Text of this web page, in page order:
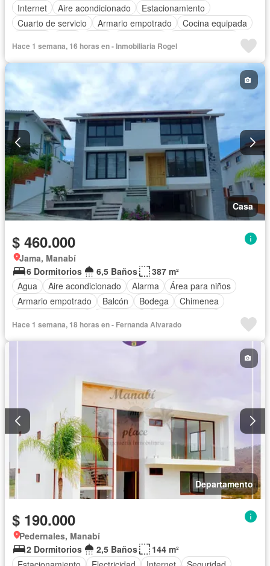
Internet
Aire acondicionado
Estacionamiento
Cuarto de servicio
Armario empotrado
Cocina equipada
Parcialmente amoblado
Hace 1 semana, 16 horas en - Inmobiliaria Rogel
Casa
$ 460.000
Jama, Manabí
6 Dormitorios
6,5 Baños
387 m²
Agua
Aire acondicionado Alarma
Área para niños
Armario empotrado
Balcón Bodega
Chimenea
Garita de guardianía
Jardín Piscina
Vista panorámica
Hace 1 semana, 18 horas en - Fernanda Alvarado
Departamento
$ 190.000
Pedernales, Manabí
2 Dormitorios
2,5 Baños
144 m²